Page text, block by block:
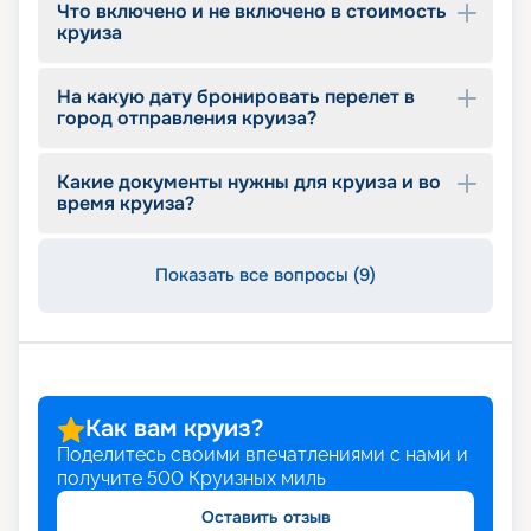
длительности, схеме маршрута, и пользуйтесь
услугой раннего бронирования, которая
Что включено и не включено в стоимость
круиза
На какую дату бронировать перелет в
город отправления круиза?
Какие документы нужны для круиза и во
время круиза?
Показать все вопросы (9)
Как вам круиз?
Поделитесь своими впечатлениями с нами и
получите 500 Круизных миль
Оставить отзыв